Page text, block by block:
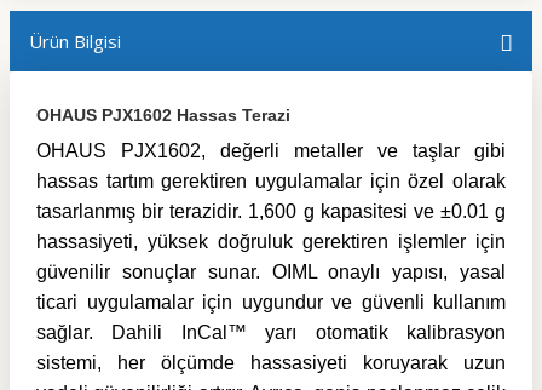
Ürün Bilgisi
OHAUS PJX1602 Hassas Terazi
OHAUS PJX1602, değerli metaller ve taşlar gibi
hassas tartım gerektiren uygulamalar için özel olarak
tasarlanmış bir terazidir. 1,600 g kapasitesi ve ±0.01 g
hassasiyeti, yüksek doğruluk gerektiren işlemler için
güvenilir sonuçlar sunar. OIML onaylı yapısı, yasal
ticari uygulamalar için uygundur ve güvenli kullanım
sağlar. Dahili InCal™ yarı otomatik kalibrasyon
sistemi, her ölçümde hassasiyeti koruyarak uzun